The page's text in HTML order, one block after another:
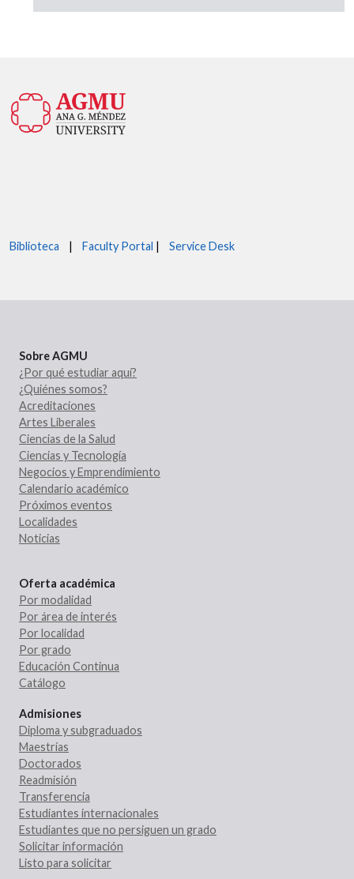
Biblioteca | Faculty Portal | Service Desk
Sobre AGMU
¿Por qué estudiar aquí?
¿Quiénes somos?
Acreditaciones
Artes Liberales
Ciencias de la Salud
Ciencias y Tecnología
Negocios y Emprendimiento
Calendario académico
Próximos eventos
Localidades
Noticias
Oferta académica
Por modalidad
Por área de interés
Por localidad
Por grado
Educación Continua
Catálogo
Admisiones
Diploma y subgraduados
Maestrías
Doctorados
Readmisión
Transferencia
Estudiantes internacionales
Estudiantes que no persiguen un grado
Solicitar información
Listo para solicitar